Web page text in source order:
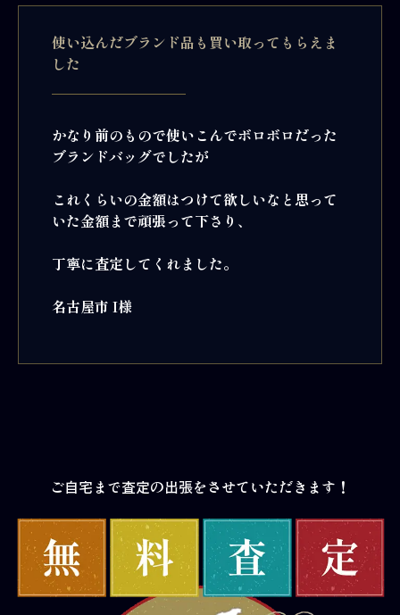
使い込んだブランド品も買い取ってもらえま
した
かなり前のもので使いこんでボロボロだった
ブランドバッグでしたが
これくらいの金額はつけて欲しいなと思って
いた金額まで頑張って下さり、
丁寧に査定してくれました。
名古屋市 I様
ご自宅まで査定の出張をさせていただきます！